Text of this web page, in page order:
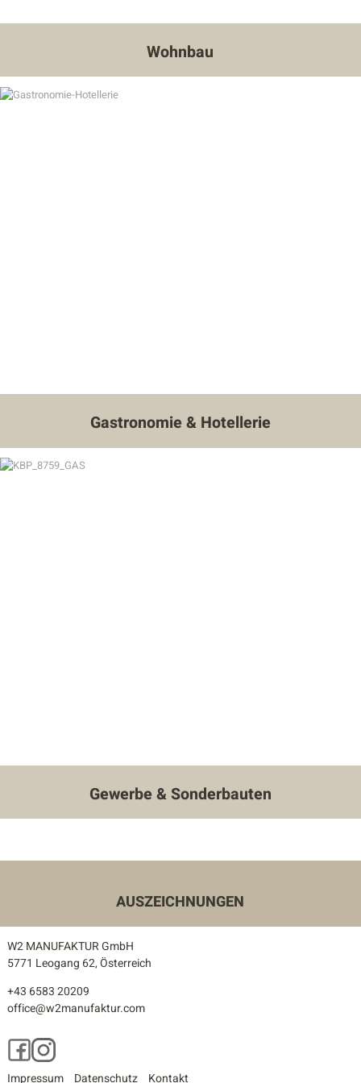
Wohnbau
Gastronomie & Hotellerie
Gewerbe & Sonderbauten
AUSZEICHNUNGEN
W2 MANUFAKTUR GmbH
5771 Leogang 62, Österreich
+43 6583 20209
office@w2manufaktur.com
Facebook
Instagram
Impressum
Datenschutz Kontakt